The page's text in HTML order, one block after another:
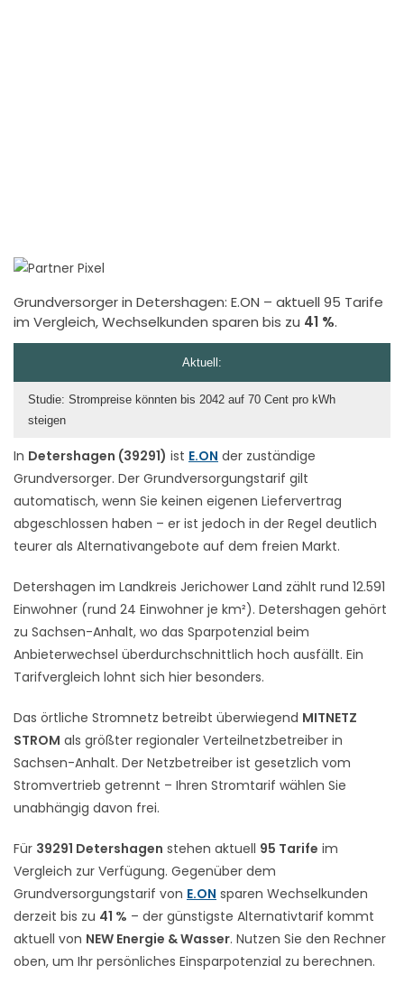
Grundversorger in Detershagen: E.ON – aktuell 95 Tarife
im Vergleich, Wechselkunden sparen bis zu 41 %.
In Detershagen (39291) ist E.ON der zuständige
Grundversorger. Der Grundversorgungstarif gilt
automatisch, wenn Sie keinen eigenen Liefervertrag
abgeschlossen haben – er ist jedoch in der Regel deutlich
teurer als Alternativangebote auf dem freien Markt.
Detershagen im Landkreis Jerichower Land zählt rund 12.591
Einwohner (rund 24 Einwohner je km²). Detershagen gehört
zu Sachsen-Anhalt, wo das Sparpotenzial beim
Anbieterwechsel überdurchschnittlich hoch ausfällt. Ein
Tarifvergleich lohnt sich hier besonders.
Das örtliche Stromnetz betreibt überwiegend MITNETZ
STROM als größter regionaler Verteilnetzbetreiber in
Sachsen-Anhalt. Der Netzbetreiber ist gesetzlich vom
Stromvertrieb getrennt – Ihren Stromtarif wählen Sie
unabhängig davon frei.
Für 39291 Detershagen stehen aktuell 95 Tarife im
Vergleich zur Verfügung. Gegenüber dem
Grundversorgungstarif von E.ON sparen Wechselkunden
derzeit bis zu 41 % – der günstigste Alternativtarif kommt
aktuell von NEW Energie & Wasser. Nutzen Sie den Rechner
oben, um Ihr persönliches Einsparpotenzial zu berechnen.
Aktuell:
Studie: Strompreise könnten bis 2042 auf 70 Cent pro kWh
steigen